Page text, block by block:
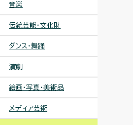
音楽
伝統芸能・文化財
ダンス・舞踊
演劇
絵画・写真・美術品
メディア芸術